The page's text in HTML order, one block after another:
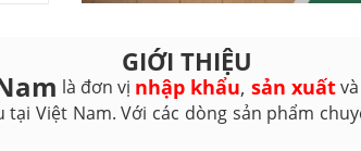
GIỚI THIỆU
là đơn vị nhập khẩu, sản xuấtvà
Việt Nam. Với các dòng sản phẩm